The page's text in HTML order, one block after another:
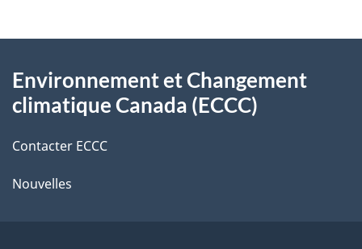
l
s
d
e
l
o
t
r
r
t
propos
de
ce
site
Environnement et Changement
climatique Canada (ECCC)
Contacter ECCC
Nouvelles